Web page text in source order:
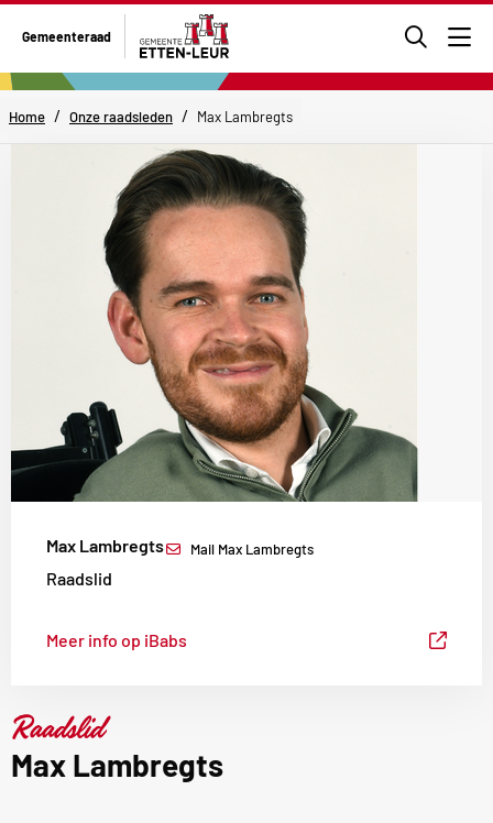
Gemeenteraad
naar
de
Home / Onze raadsleden / Max Lambregts
Max Lambregts
Raadslid
Mail Max Lambregts
Meer info op iBabs
Raadslid
Max Lambregts